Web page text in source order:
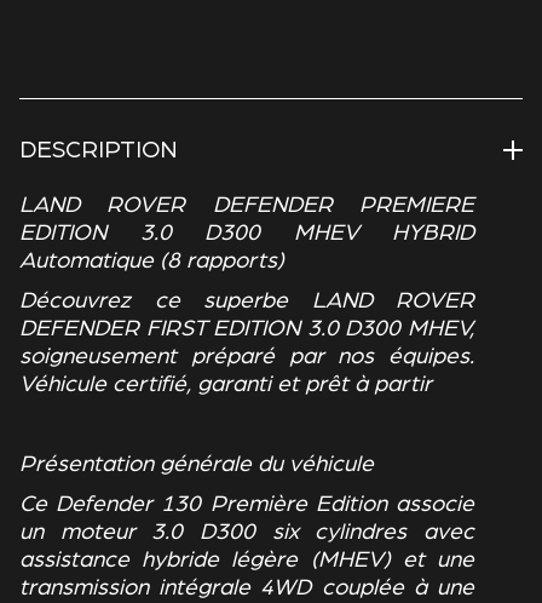
DESCRIPTION
LAND ROVER DEFENDER PREMIERE
EDITION 3.0 D300 MHEV HYBRID
Automatique (8 rapports)
Découvrez ce superbe LAND ROVER
DEFENDER FIRST EDITION 3.0 D300 MHEV,
soigneusement préparé par nos équipes.
Véhicule certifié, garanti et prêt à partir
Présentation générale du véhicule
Ce Defender 130 Première Edition associe
un moteur 3.0 D300 six cylindres avec
assistance hybride légère (MHEV) et une
transmission intégrale 4WD couplée à une